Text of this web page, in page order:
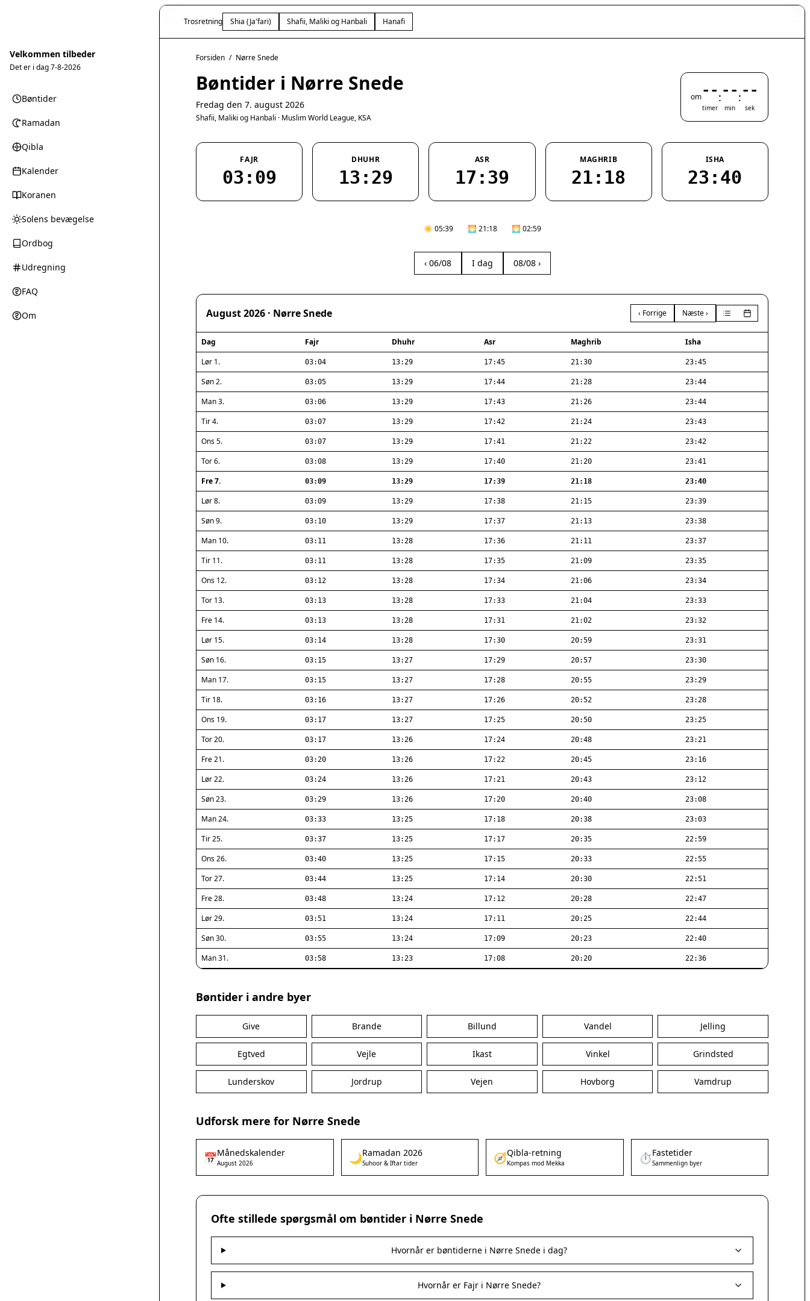
Velkommen tilbeder
Det er i dag7-8-2026
Bøntider
Ramadan
Qibla
Kalender
Koranen
Solens bevægelse
Ordbog
Udregning
FAQ
Om
Trosretning Shia (Ja'fari) Shafii, Maliki og Hanbali Hanafi
Forsiden / Nørre Snede
Bøntider i Nørre Snede
Fredag den 7. august 2026
Shafii, Maliki og Hanbali · Muslim World League, KSA
om--
timer
:--
min
:--
sek
FAJR
03:09
DHUHR
13:29
ASR
17:39
MAGHRIB
21:18
ISHA
23:40
☀️ 05:39 🌅 21:18 🌅 02:59
‹ 06/08 I dag 08/08 ›
August 2026 · Nørre Snede ‹ Forrige Næste ›
Dag Fajr Dhuhr Asr Maghrib
Isha
Lør 1.
03:04 13:29 17:45 21:30 23:45
Søn 2. 03:05 13:29 17:44 21:28 23:44
Man 3. 03:06 13:29 17:43 21:26 23:44
Tir 4. 03:07 13:29 17:42 21:24 23:43
Ons 5. 03:07 13:29 17:41 21:22 23:42
Tor 6. 03:08 13:29 17:40 21:20 23:41
Fre 7. 03:09 13:29 17:39 21:18 23:40
Lør 8. 03:09 13:29 17:38 21:15 23:39
Søn 9. 03:10 13:29 17:37 21:13 23:38
Man 10. 03:11 13:28 17:36 21:11 23:37
Tir 11. 03:11 13:28 17:35 21:09 23:35
Ons 12. 03:12 13:28 17:34 21:06 23:34
Tor 13. 03:13 13:28 17:33 21:04 23:33
Fre 14. 03:13 13:28 17:31 21:02 23:32
Lør 15. 03:14 13:28 17:30 20:59 23:31
Søn 16. 03:15 13:27 17:29 20:57 23:30
Man 17. 03:15 13:27 17:28 20:55 23:29
Tir 18. 03:16 13:27 17:26 20:52 23:28
Ons 19. 03:17 13:27 17:25 20:50 23:25
Tor 20. 03:17 13:26 17:24 20:48 23:21
Fre 21. 03:20 13:26 17:22 20:45 23:16
Lør 22. 03:24 13:26 17:21 20:43 23:12
Søn 23. 03:29 13:26 17:20 20:40 23:08
Man 24. 03:33 13:25 17:18 20:38 23:03
Tir 25. 03:37 13:25 17:17 20:35 22:59
Ons 26. 03:40 13:25 17:15 20:33 22:55
Tor 27. 03:44 13:25 17:14 20:30 22:51
Fre 28. 03:48 13:24 17:12 20:28 22:47
Lør 29. 03:51 13:24 17:11 20:25 22:44
Søn 30. 03:55 13:24 17:09 20:23 22:40
Man 31. 03:58 13:23 17:08 20:20 22:36
Bøntider i andre byer
Give Brande Billund Vandel Jelling
Egtved Vejle Ikast Vinkel Grindsted
Lunderskov Jordrup Vejen Hovborg Vamdrup
Udforsk mere for Nørre Snede
📅Månedskalender
August 2026 🌙Ramadan 2026
Suhoor & Iftar tider 🧭Qibla-retning
Kompas mod Mekka ⏱️Fastetider
Sammenlign byer
Ofte stillede spørgsmål om bøntider i Nørre Snede
Hvornår er bøntiderne i Nørre Snede i dag?
Hvornår er Fajr i Nørre Snede?